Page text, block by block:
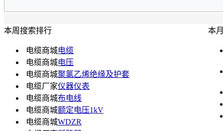
本周搜索排行
电缆商城电缆
电缆商城电压
电缆商城聚氯乙烯绝缘及护套
电缆厂家仪器仪表
电缆商城布电线
电缆商城额定电压1kV
电缆商城WDZR
本